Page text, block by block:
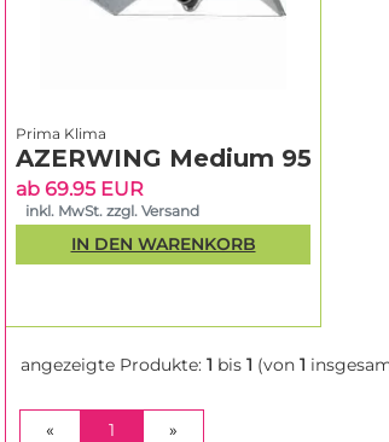
Prima Klima
AZERWING Medium 95
ab 69.95 EUR
inkl. MwSt. zzgl. Versand
IN DEN WARENKORB
angezeigte Produkte: 1 bis 1 (von 1
« 1 (CURRENT)
»